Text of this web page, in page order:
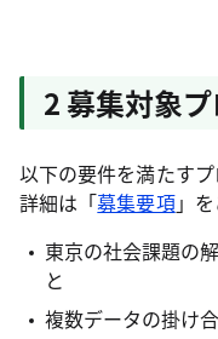
2 募集対象
以下の要件を満たすプ
詳細は「募集要項」を
東京の社会課題の
と
複数データの掛け